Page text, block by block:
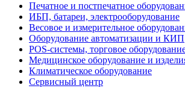
Печатное и постпечатное
ИБП, батареи, электрооборудование
Весовое и измерительное
Оборудование автоматизации и КИП
POS-системы, торговое
Медицинское оборудование и
Климатическое оборудование
Сервисный центр